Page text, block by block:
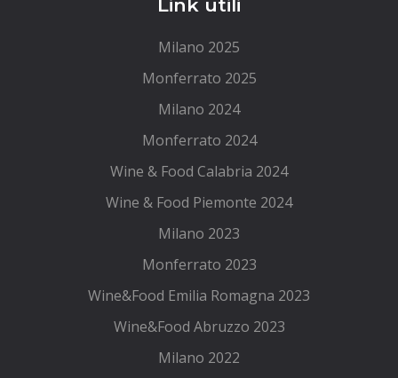
Link utili
Milano 2025
Monferrato 2025
Milano 2024
Monferrato 2024
Wine & Food Calabria 2024
Wine & Food Piemonte 2024
Milano 2023
Monferrato 2023
Wine&Food Emilia Romagna 2023
Wine&Food Abruzzo 2023
Milano 2022